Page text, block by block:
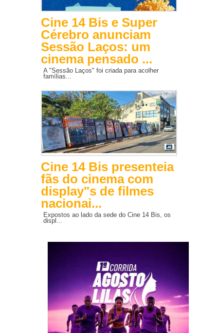
Cine 14 Bis e Super
Cérebro anunciam
Sessão Laços: um
cinema pensado ...
A "Sessão Laços" foi criada para acolher
famílias...
Cine 14 Bis presenteia
fãs do cinema com
display"s de filmes
nacionai...
Expostos ao lado da sede do Cine 14 Bis, os
displ...